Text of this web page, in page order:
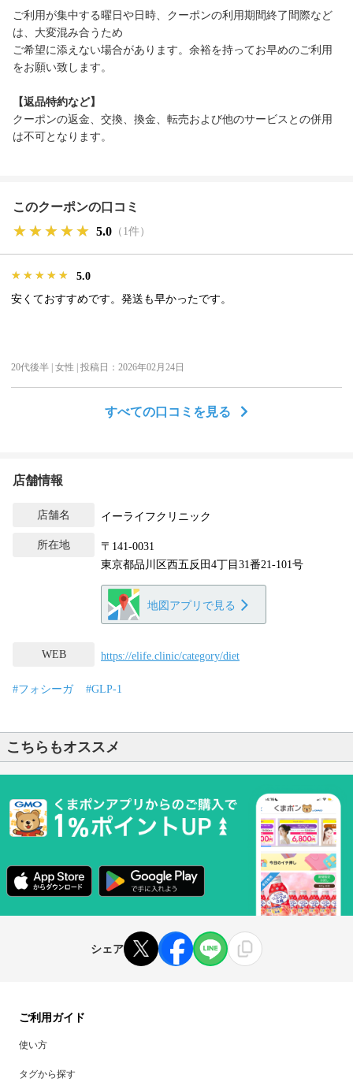
ご利用が集中する曜日や日時、クーポンの利用期間終了間際など
は、大変混み合うため
ご希望に添えない場合があります。余裕を持ってお早めのご利用
をお願い致します。
【返品特約など】
クーポンの返金、交換、換金、転売および他のサービスとの併用
は不可となります。
このクーポンの口コミ
★★★★★
★★★★★
★★★★★ 5.0 （1件）
★★★★★
★★★★★
★★★★★
5.0
安くておすすめです。発送も早かったです。
20代後半 | 女性 | 投稿日：2026年02月24日
すべての口コミを見る
店舗情報
店舗名 イーライフクリニック
所在地
〒141-0031
東京都品川区西五反田4丁目31番21-101号
地図アプリで見る
WEB https://elife.clinic/category/diet
#フォシーガ #GLP-1
こちらもオススメ
シェア
ご利用ガイド
使い方
タグから探す